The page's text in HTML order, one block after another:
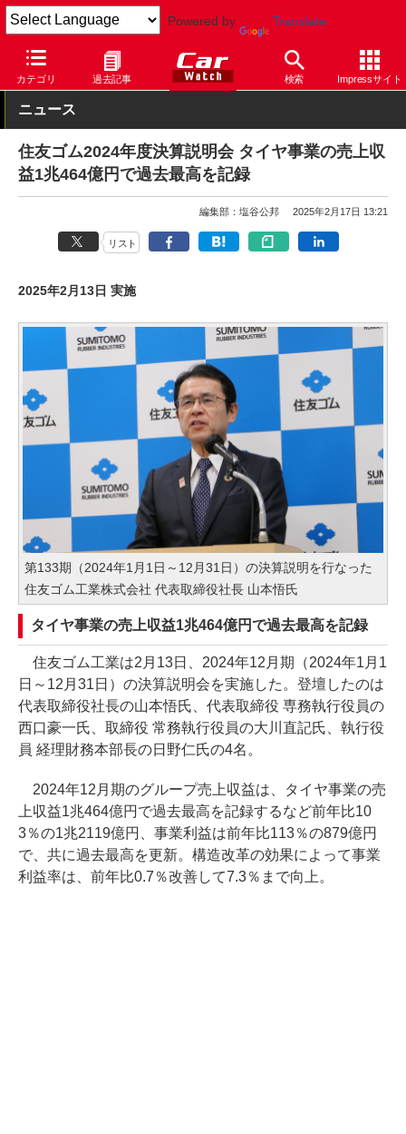
Powered by Translate
カテゴリ 過去記事 検索 Impressサイト
Car Watch タイヤ ダンロップ
ニュース
住友ゴム2024年度決算説明会 タイヤ事業の売上収
益1兆464億円で過去最高を記録
編集部：塩谷公邦 2025年2月17日 13:21
リスト
2025年2月13日 実施
第133期（2024年1月1日～12月31日）の決算説明を行なった
住友ゴム工業株式会社 代表取締役社長 山本悟氏
タイヤ事業の売上収益1兆464億円で過去最高を記録
住友ゴム工業は2月13日、2024年12月期（2024年1月1
日～12月31日）の決算説明会を実施した。登壇したのは
代表取締役社長の山本悟氏、代表取締役 専務執行役員の
西口豪一氏、取締役 常務執行役員の大川直記氏、執行役
員 経理財務本部長の日野仁氏の4名。
2024年12月期のグループ売上収益は、タイヤ事業の売
上収益1兆464億円で過去最高を記録するなど前年比10
3％の1兆2119億円、事業利益は前年比113％の879億円
で、共に過去最高を更新。構造改革の効果によって事業
利益率は、前年比0.7％改善して7.3％まで向上。